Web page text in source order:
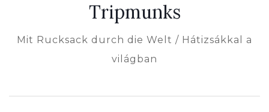
Tripmunks
Mit Rucksack durch die Welt / Hátizsákkal a
világban